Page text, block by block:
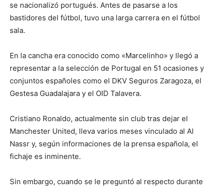
se nacionalizó portugués. Antes de pasarse a los
bastidores del fútbol, tuvo una larga carrera en el fútbol
sala.
En la cancha era conocido como «Marcelinho» y llegó a
representar a la selección de Portugal en 51 ocasiones y
conjuntos españoles como el DKV Seguros Zaragoza, el
Gestesa Guadalajara y el OID Talavera.
Cristiano Ronaldo, actualmente sin club tras dejar el
Manchester United, lleva varios meses vinculado al Al
Nassr y, según informaciones de la prensa española, el
fichaje es inminente.
Sin embargo, cuando se le preguntó al respecto durante